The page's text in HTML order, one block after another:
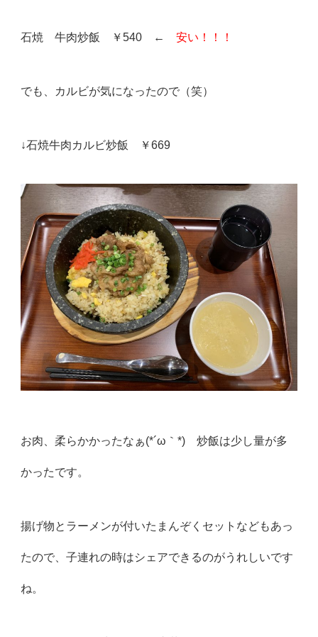
石焼 牛肉炒飯 ￥540 ←安い！！！
でも、カルビが気になったので（笑）
↓石焼牛肉カルビ炒飯 ￥669
お肉、柔らかかったなぁ(*´ω｀*) 炒飯は少し量が多
かったです。
揚げ物とラーメンが付いたまんぞくセットなどもあっ
たので、子連れの時はシェアできるのがうれしいです
ね。